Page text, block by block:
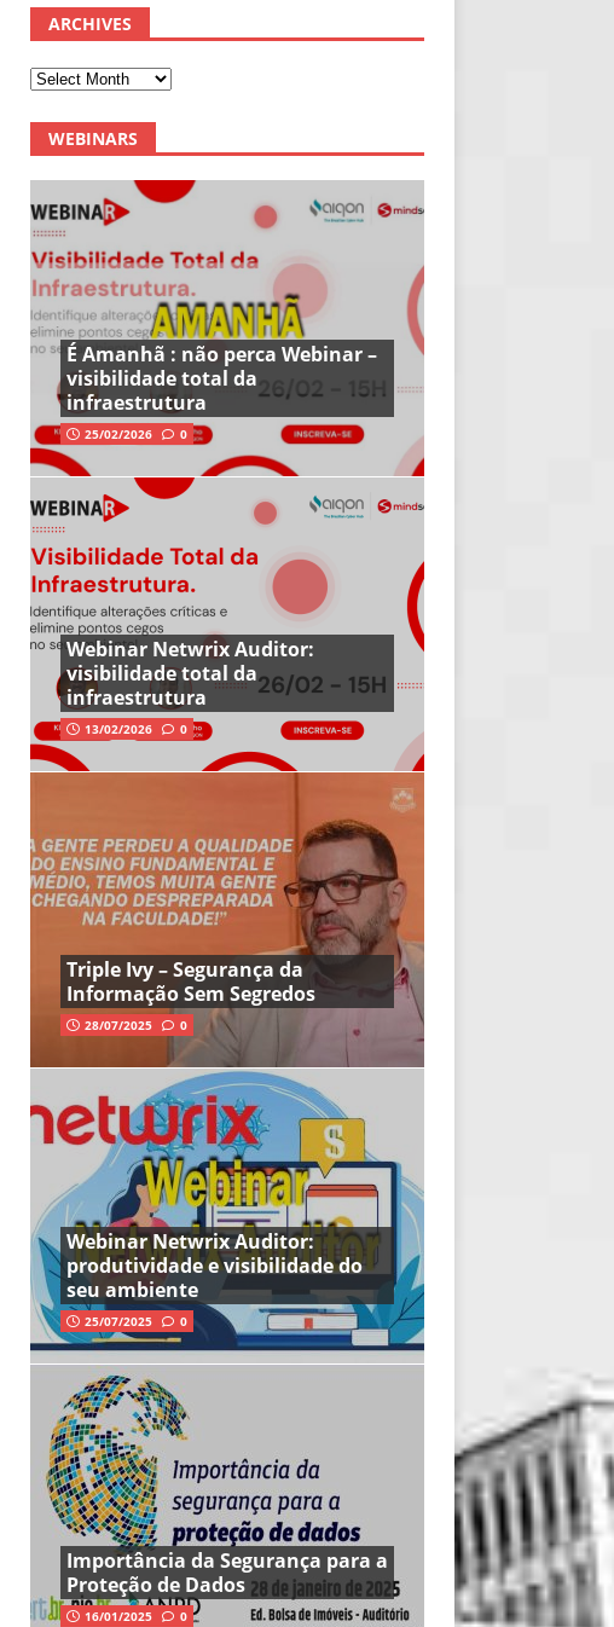
ARCHIVES
WEBINARS
É Amanhã : não perca Webinar –
visibilidade total da
infraestrutura
25/02/2026 0
Webinar Netwrix Auditor:
visibilidade total da
infraestrutura
13/02/2026 0
Triple Ivy – Segurança da
Informação Sem Segredos
28/07/2025 0
Webinar Netwrix Auditor:
produtividade e visibilidade do
seu ambiente
25/07/2025 0
Importância da Segurança para a
Proteção de Dados
16/01/2025 0